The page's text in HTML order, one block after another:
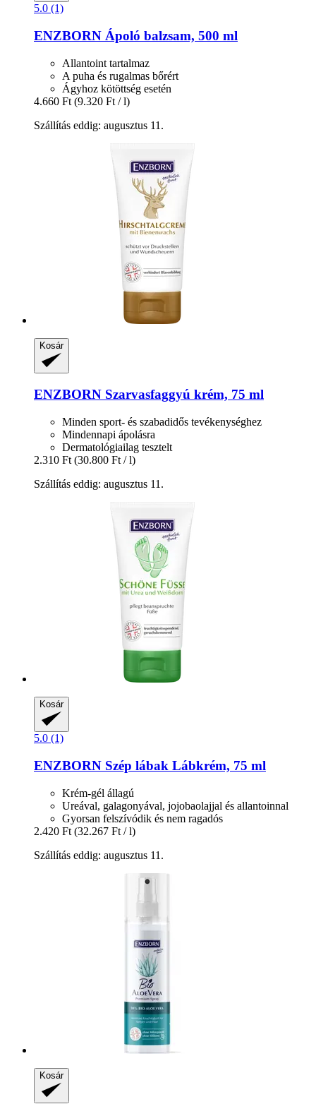
5.0 (1)
ENZBORN Ápoló balzsam, 500 ml
Allantoint tartalmaz
A puha és rugalmas bőrért
Ágyhoz kötöttség esetén
4.660 Ft (9.320 Ft / l)
Szállítás eddig: augusztus 11.
Kosár
ENZBORN Szarvasfaggyú krém, 75 ml
Minden sport- és szabadidős tevékenységhez
Mindennapi ápolásra
Dermatológiailag tesztelt
2.310 Ft (30.800 Ft / l)
Szállítás eddig: augusztus 11.
Kosár
5.0 (1)
ENZBORN Szép lábak Lábkrém, 75 ml
Krém-gél állagú
Ureával, galagonyával, jojobaolajjal és allantoinnal
Gyorsan felszívódik és nem ragadós
2.420 Ft (32.267 Ft / l)
Szállítás eddig: augusztus 11.
Kosár